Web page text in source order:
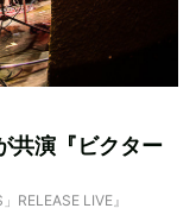
共演『ビクター
RELEASE LIVE』